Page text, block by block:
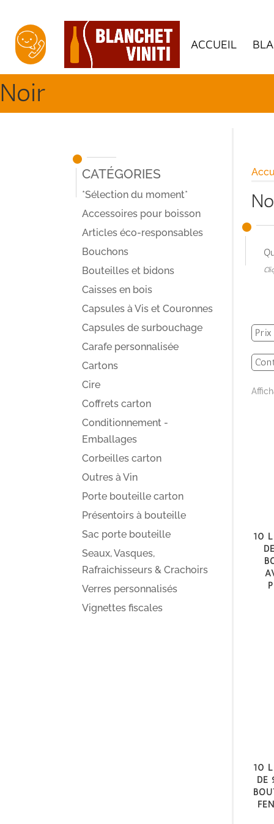
ACCUEIL
Noir
Prix
10
10
de
Catégories
*Sélection du moment*
Accessoires pour boisson
Articles éco-responsables
Bouchons
Bouteilles et bidons
Caisses en bois
Capsules à Vis et Couronnes
Capsules de surbouchage
Carafe personnalisée
Cartons
Cire
Coffrets carton
Conditionnement -
Emballages
Corbeilles carton
Outres à Vin
Porte bouteille carton
Présentoirs à bouteille
Sac porte bouteille
Seaux, Vasques,
Rafraichisseurs & Crachoirs
Verres personnalisés
Vignettes fiscales